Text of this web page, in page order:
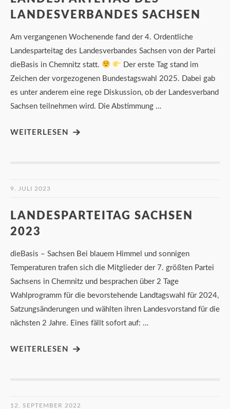
LANDESVERBANDES SACHSEN
Am vergangenen Wochenende fand der 4. Ordentliche
Landesparteitag des Landesverbandes Sachsen von der Partei
dieBasis in Chemnitz statt.
Der erste Tag stand im
Zeichen der vorgezogenen Bundestagswahl 2025. Dabei gab
es unter anderem eine rege Diskussion, ob der Landesverband
Sachsen teilnehmen wird. Die Abstimmung …
WEITERLESEN
9. JULI 2023
LANDESPARTEITAG SACHSEN
2023
dieBasis – Sachsen Bei blauem Himmel und sonnigen
Temperaturen trafen sich die Mitglieder der 7. größten Partei
Sachsens in Chemnitz und besprachen über 2 Tage
Wahlprogramm für die bevorstehende Landtagswahl für 2024,
Satzungsänderungen und wählten ihren Landesvorstand für die
nächsten 2 Jahre. Eines fällt sofort auf: …
WEITERLESEN
12. SEPTEMBER 2022